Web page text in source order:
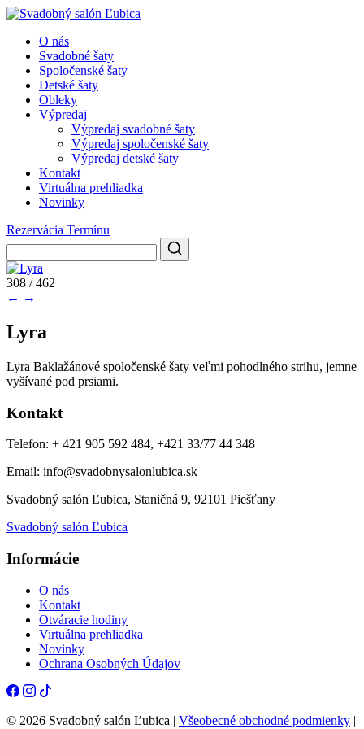
O nás
Svadobné šaty
Spoločenské šaty
Detské šaty
Obleky
Výpredaj
Výpredaj svadobné šaty
Výpredaj spoločenské šaty
Výpredaj detské šaty
Kontakt
Virtuálna prehliadka
Novinky
Rezervácia Termínu
308 / 462
← →
Lyra
Lyra Baklažánové spoločenské šaty veľmi pohodlného strihu, jemne
vyšívané pod prsiami.
Kontakt
Telefon: + 421 905 592 484, +421 33/77 44 348
Email: info@svadobnysalonlubica.sk
Svadobný salón Ľubica, Staničná 9, 92101 Piešťany
Svadobný salón Ľubica
Informácie
O nás
Kontakt
Otváracie hodiny
Virtuálna prehliadka
Novinky
Ochrana Osobných Údajov
© 2026 Svadobný salón Ľubica | Všeobecné obchodné podmienky |